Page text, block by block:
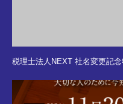
税理士法人NEXT 社名変更記